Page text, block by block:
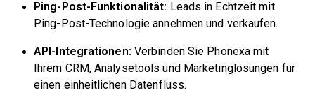
Ping-Post-Funktionalität: Leads in Echtzeit mit
Ping-Post-Technologie annehmen und verkaufen.
API-Integrationen: Verbinden Sie Phonexa mit
Ihrem CRM, Analysetools und Marketinglösungen für
einen einheitlichen Datenfluss.